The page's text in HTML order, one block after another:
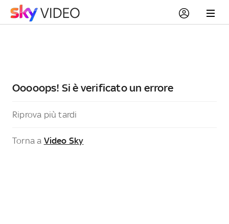
Ooooops! Si è verificato un errore
Riprova più tardi
Torna a Video Sky